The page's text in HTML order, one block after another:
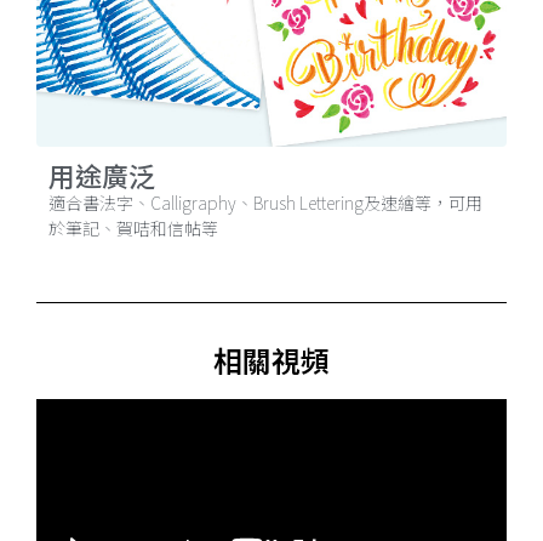
用途廣泛
適合書法字、Calligraphy、Brush Lettering及速繪等，可用
於筆記、賀咭和信帖等
相關視頻